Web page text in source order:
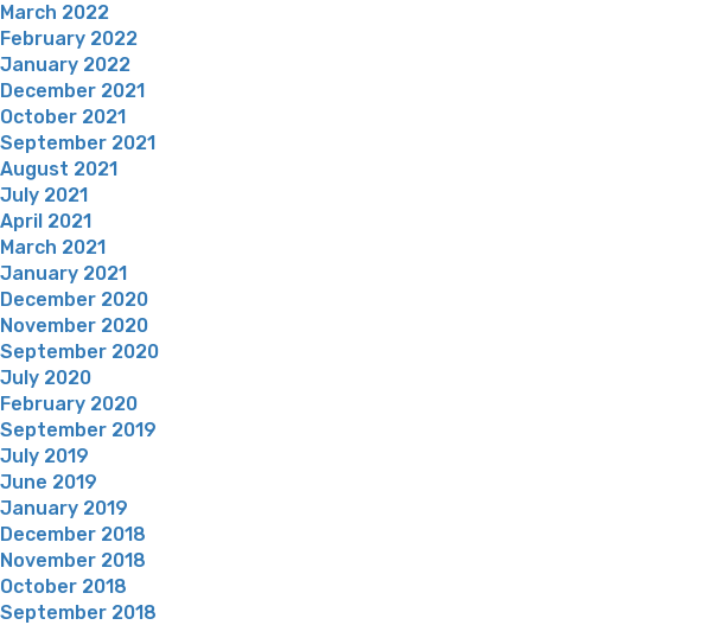
March 2022
February 2022
January 2022
December 2021
October 2021
September 2021
August 2021
July 2021
April 2021
March 2021
January 2021
December 2020
November 2020
September 2020
July 2020
February 2020
September 2019
July 2019
June 2019
January 2019
December 2018
November 2018
October 2018
September 2018